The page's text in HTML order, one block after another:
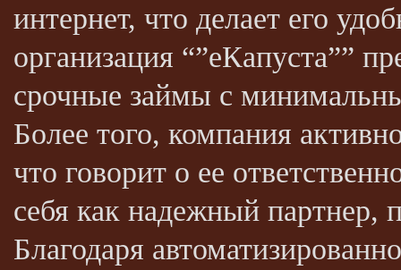
интернет, что делает его
организация “”еКапуста””
срочные займы с
Более того, компания
что говорит о ее
себя как надежный партнер,
Благодаря